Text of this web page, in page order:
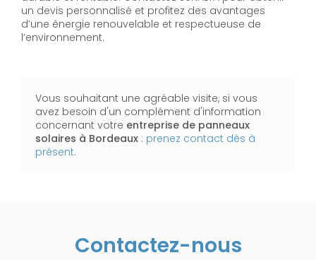
un devis personnalisé et profitez des avantages
d’une énergie renouvelable et respectueuse de
l’environnement.
Vous souhaitant une agréable visite, si vous
avez besoin d'un complément d'information
concernant votre entreprise de panneaux
solaires à Bordeaux : prenez contact dès à
présent.
Contactez-nous